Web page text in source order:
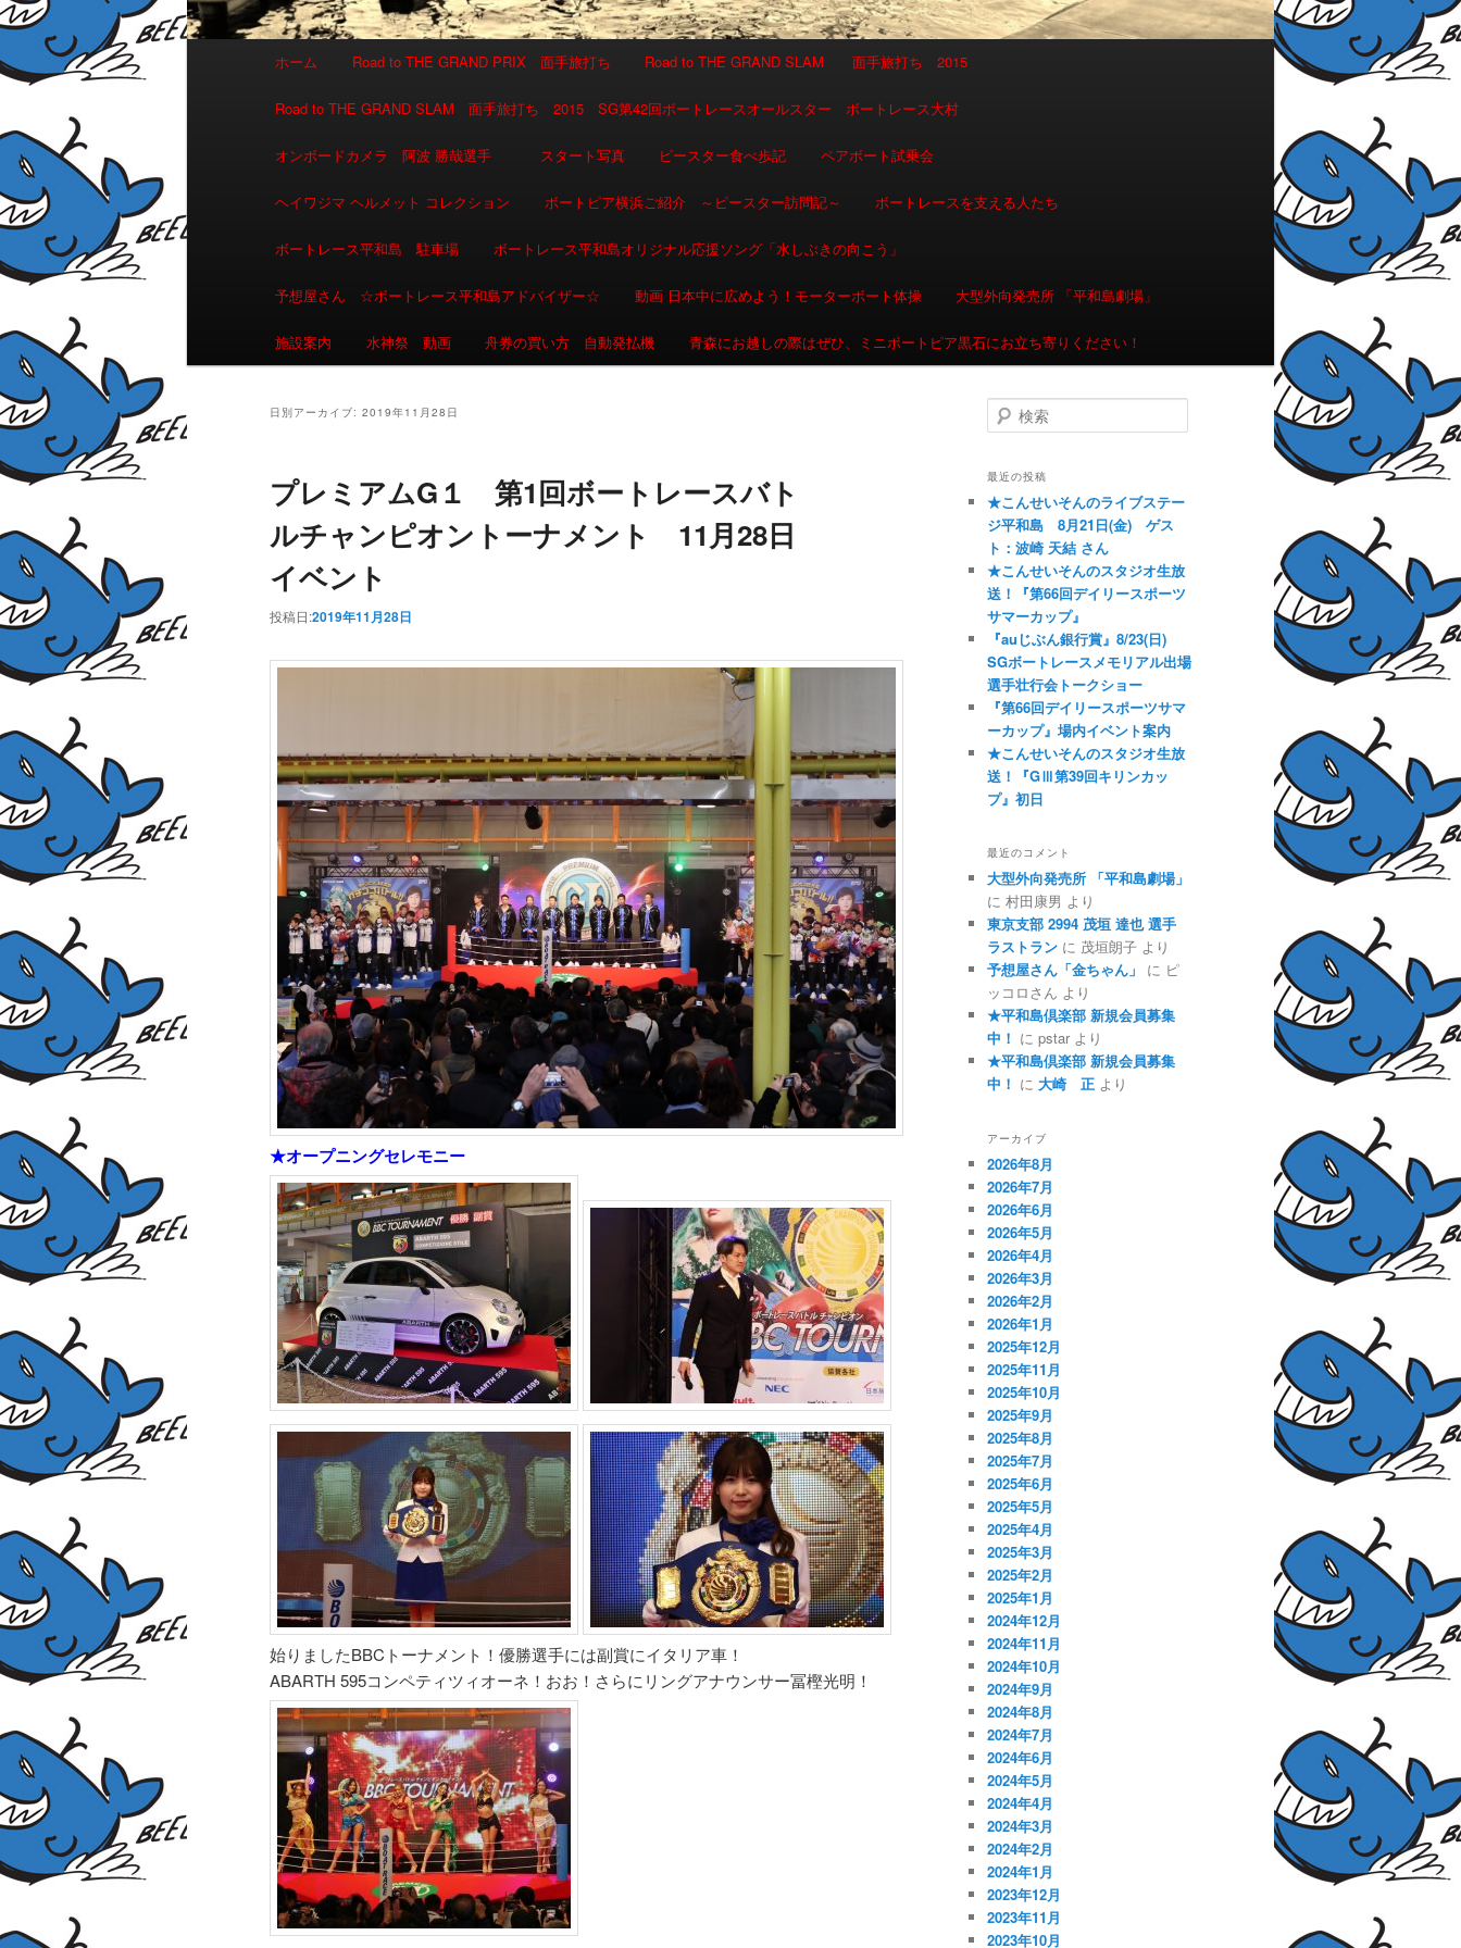
メインコンテンツへ移動
サブコンテンツへ移動
ホーム Road to THE GRAND PRIX 面手旅打ち Road to THE GRAND SLAM 面手旅打ち 2015
Road to THE GRAND SLAM 面手旅打ち 2015 SG第42回ボートレースオールスター ボートレース大村
オンボードカメラ 阿波 勝哉選手 スタート写真 ピースター食べ歩記 ペアボート試乗会
ヘイワジマ ヘルメット コレクション ボートピア横浜ご紹介 ～ピースター訪問記～ ボートレースを支える人たち
ボートレース平和島 駐車場 ボートレース平和島オリジナル応援ソング「水しぶきの向こう」
予想屋さん ☆ボートレース平和島アドバイザー☆ 動画 日本中に広めよう！モーターボート体操 大型外向発売所 「平和島劇場」
施設案内 水神祭 動画 舟券の買い方 自動発払機 青森にお越しの際はぜひ、ミニボートピア黒石にお立ち寄りください！
日別アーカイブ: 2019年11月28日
プレミアムG１ 第1回ボートレースバト
ルチャンピオントーナメント 11月28日
イベント
投稿日:2019年11月28日
★オープニングセレモニー
始りましたBBCトーナメント！優勝選手には副賞にイタリア車！
ABARTH 595コンペティツィオーネ！おお！さらにリングアナウンサー冨樫光明！
検索
最近の投稿
★こんせいそんのライブステー
ジ平和島 8月21日(金) ゲス
ト：波崎 天結 さん
★こんせいそんのスタジオ生放
送！『第66回デイリースポーツ
サマーカップ』
『auじぶん銀行賞』8/23(日)
SGボートレースメモリアル出場
選手壮行会トークショー
『第66回デイリースポーツサマ
ーカップ』場内イベント案内
★こんせいそんのスタジオ生放
送！『GⅢ第39回キリンカッ
プ』初日
最近のコメント
大型外向発売所 「平和島劇場」
に 村田康男 より
東京支部 2994 茂垣 達也 選手
ラストラン に 茂垣朗子 より
予想屋さん「金ちゃん」
に ピ
ッコロさん より
★平和島倶楽部 新規会員募集
中！ に pstar より
★平和島倶楽部 新規会員募集
中！ に 大崎 正 より
アーカイブ
2026年8月
2026年7月
2026年6月
2026年5月
2026年4月
2026年3月
2026年2月
2026年1月
2025年12月
2025年11月
2025年10月
2025年9月
2025年8月
2025年7月
2025年6月
2025年5月
2025年4月
2025年3月
2025年2月
2025年1月
2024年12月
2024年11月
2024年10月
2024年9月
2024年8月
2024年7月
2024年6月
2024年5月
2024年4月
2024年3月
2024年2月
2024年1月
2023年12月
2023年11月
2023年10月